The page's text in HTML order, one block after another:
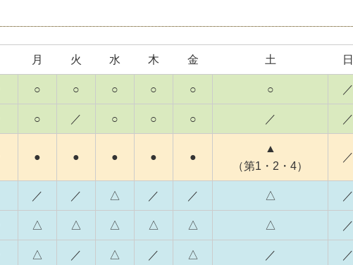
月 火 水 木 金 土 日
○ ○ ○ ○ ○ ○ ／
○ ／ ○ ○ ○ ／ ／
● ● ● ● ●
▲
（第1・2・4）
／
／ ／ △ ／ ／ △ ／
△ △ △ △ △ △ ／
△ ／ △ ／ △ ／ ／